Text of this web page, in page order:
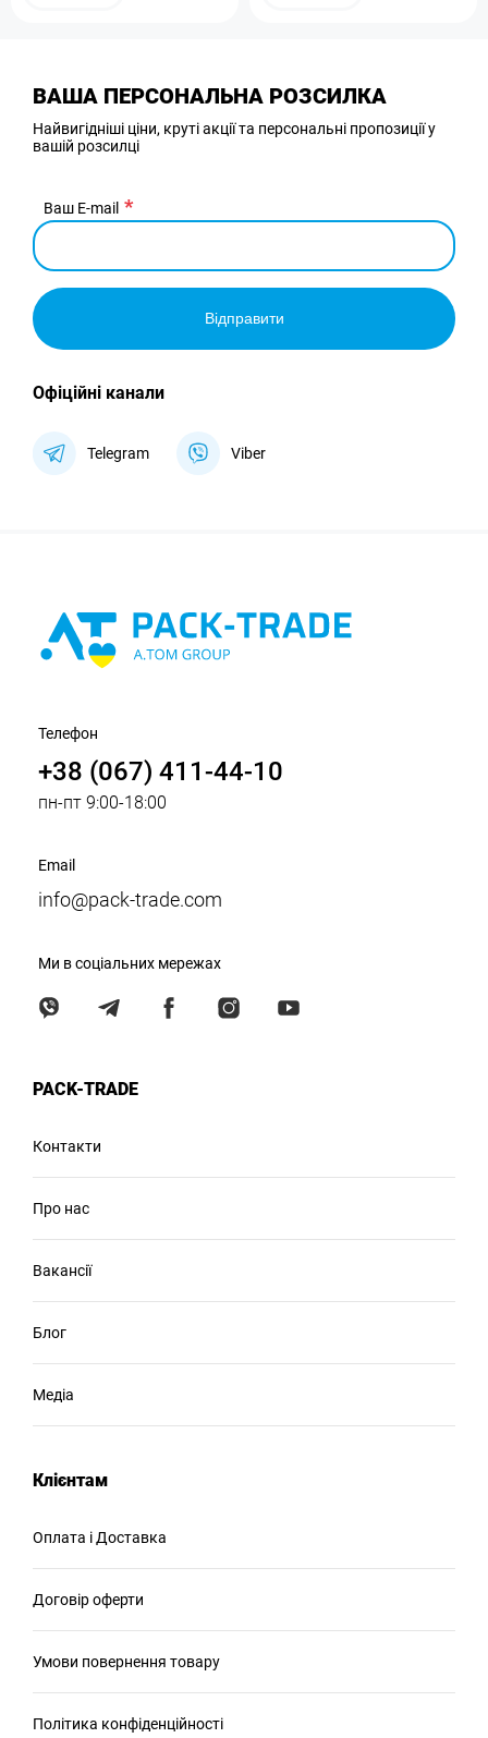
ВАША ПЕРСОНАЛЬНА РОЗСИЛКА
Найвигідніші ціни, круті акції та персональні пропозиції у
вашій розсилці
Ваш E-mail
Відправити
Офіційні канали
Telegram Viber
Телефон
+38 (067) 411-44-10
пн-пт 9:00-18:00
Email
info@pack-trade.com
Ми в соціальних мережах
PACK-TRADE
Контакти
Про нас
Вакансії
Блог
Медіа
Клієнтам
Оплата і Доставка
Договір оферти
Умови повернення товару
Політика конфіденційності